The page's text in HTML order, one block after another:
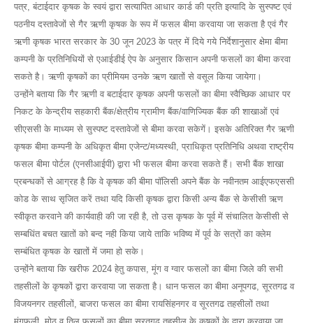
पत्र, बंटाईदार कृषक के स्वयं द्वारा सत्यापित आधार कार्ड की प्रति इत्यादि के सुस्पष्ट एवं
पठनीय दस्तावेजों से गैर ऋणी कृषक के रूप में फसल बीमा करवाया जा सकता है एवं गैर
ऋणी कृषक भारत सरकार के 30 जून 2023 के पत्र में दिये गये निर्देशानुसार क्षेमा बीमा
कम्पनी के प्रतिनिधियों से एआईडीई ऐप के अनुसार किसान अपनी फसलों का बीमा करवा
सकते है। ऋणी कृषकों का प्रीमियम उनके ऋण खातों से वसूल किया जायेगा।
उन्होंने बताया कि गैर ऋणी व बटाईदार कृषक अपनी फसलों का बीमा स्वैच्छिक आधार पर
निकट के केन्द्रीय सहकारी बैंक/क्षेत्रीय ग्रामीण बैंक/वाणिज्यिक बैंक की शाखाओं एवं
सीएससी के माध्यम से सुस्पष्ट दस्तावेजों से बीमा करवा सकेगें। इसके अतिरिक्त गैर ऋणी
कृषक बीमा कम्पनी के अधिकृत बीमा एजेन्ट/मध्यस्थी, प्राधिकृत प्रतिनिधि अथवा राष्ट्रीय
फसल बीमा पोर्टल (एनसीआईपी) द्वारा भी फसल बीमा करवा सकते हैं। सभी बैंक शाखा
प्रबन्धकों से आग्रह है कि वे कृषक की बीमा पॉलिसी अपने बैंक के नवीनतम आईएफएससी
कोड के साथ सृजित करें तथा यदि किसी कृषक द्वारा किसी अन्य बैंक से केसीसी ऋण
स्वीकृत करवाने की कार्यवाही की जा रही है, तो उस कृषक के पूर्व में संचालित केसीसी से
सम्बधिंत बचत खातों को बन्द नही किया जाये ताकि भविष्य में पूर्व के सत्रों का क्लेम
सम्बंधित कृषक के खातों में जमा हो सके।
उन्होंने बताया कि खरीफ 2024 हेतु कपास, मूंग व ग्वार फसलों का बीमा जिले की सभी
तहसीलों के कृषकों द्वारा करवाया जा सकता है। धान फसल का बीमा अनूपगढ, सूरतगढ व
विजयनगर तहसीलों, बाजरा फसल का बीमा रायसिंहनगर व सूरतगढ तहसीलों तथा